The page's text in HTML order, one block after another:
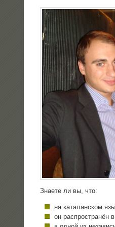
Зна­е­те ли вы, что:
на ката­лан­ском
он рас­про­стра­нён